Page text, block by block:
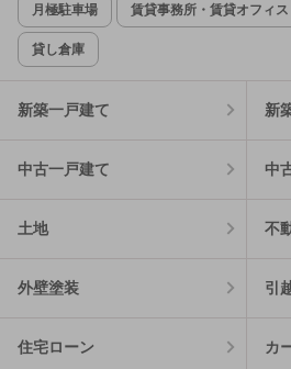
月極駐車場 賃貸事務所・賃貸オフィス
貸し倉庫
新築一戸建て 新
中古一戸建て 中
土地 不
外壁塗装 引
住宅ローン カ